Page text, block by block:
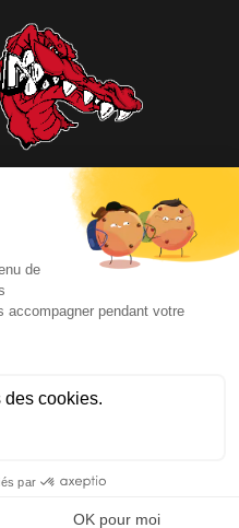
4x4 - Tous droits réservés -